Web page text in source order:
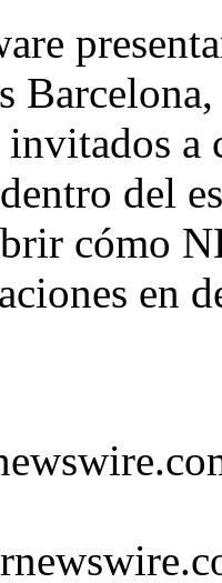
invitados
del
cómo
en